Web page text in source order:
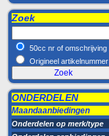
Zoek
50cc nr of omschrijving
Origineel artikelnummer
ONDERDELEN
Maandaanbiedingen
Onderdelen op merk/type